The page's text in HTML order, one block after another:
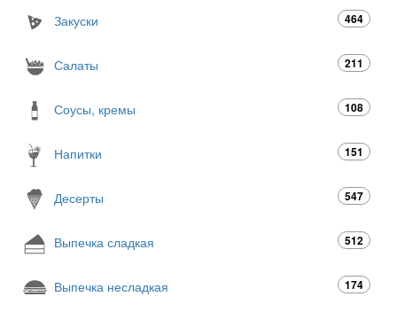
Закуски 464
Салаты 211
Соусы, кремы 108
Напитки 151
Десерты 547
Выпечка сладкая 512
Выпечка несладкая 174